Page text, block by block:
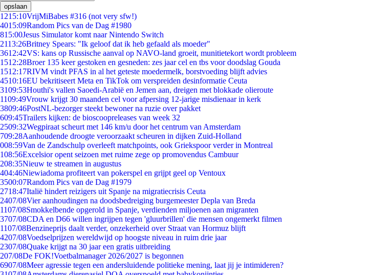
opslaan
1215:10VrijMiBabes #316 (not very sfw!)
4015:09Random Pics van de Dag #1980
815:00Jesus Simulator komt naar Nintendo Switch
2113:26Britney Spears: "Ik geloof dat ik heb gefaald als moeder"
3612:42VS: kans op Russische aanval op NAVO-land groeit, munitietekort wordt probleem
1512:28Broer 135 keer gestoken en gesneden: zes jaar cel en tbs voor doodslag Gouda
1512:17RIVM vindt PFAS in al het geteste moedermelk, borstvoeding blijft advies
4510:16EU bekritiseert Meta en TikTok om verspreiden desinformatie Ceuta
3109:53Houthi's vallen Saoedi-Arabië en Jemen aan, dreigen met blokkade olieroute
1109:49Vrouw krijgt 30 maanden cel voor afpersing 12-jarige misdienaar in kerk
3809:46PostNL-bezorger steekt bewoner na ruzie over pakket
609:45Trailers kijken: de bioscoopreleases van week 32
2509:32Wegpiraat scheurt met 146 km/u door het centrum van Amsterdam
709:28Aanhoudende droogte veroorzaakt scheuren in dijken Zuid-Holland
008:59Van de Zandschulp overleeft matchpoints, ook Griekspoor verder in Montreal
108:56Excelsior opent seizoen met ruime zege op promovendus Cambuur
208:35Nieuw te streamen in augustus
404:46Niewiadoma profiteert van pokerspel en grijpt geel op Ventoux
3500:07Random Pics van de Dag #1979
2718:47Italië hindert reizigers uit Spanje na migratiecrisis Ceuta
2407/08Vier aanhoudingen na doodsbedreiging burgemeester Depla van Breda
1107/08Smokkelbende opgerold in Spanje, verdienden miljoenen aan migranten
3707/08CDA en D66 willen ingrijpen tegen 'gluurbrillen' die mensen ongemerkt filmen
1107/08Benzineprijs daalt verder, onzekerheid over Straat van Hormuz blijft
4207/08Voedselprijzen wereldwijd op hoogste niveau in ruim drie jaar
2307/08Quake krijgt na 30 jaar een gratis uitbreiding
207/08De FOK!Voetbalmanager 2026/2027 is begonnen
6907/08Meer agressie tegen een andersluidende politieke mening, laat jij je intimideren?